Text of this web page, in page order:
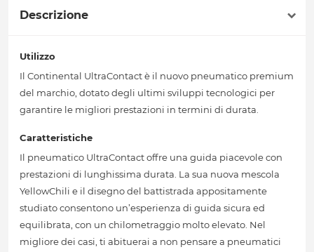
Descrizione
Utilizzo
Il Continental UltraContact è il nuovo pneumatico premium
del marchio, dotato degli ultimi sviluppi tecnologici per
garantire le migliori prestazioni in termini di durata.
Caratteristiche
Il pneumatico UltraContact offre una guida piacevole con
prestazioni di lunghissima durata. La sua nuova mescola
YellowChili e il disegno del battistrada appositamente
studiato consentono un’esperienza di guida sicura ed
equilibrata, con un chilometraggio molto elevato. Nel
migliore dei casi, ti abituerai a non pensare a pneumatici